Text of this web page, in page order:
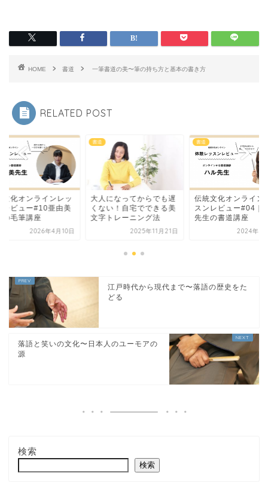
HOME 書道 一筆書道の美〜筆の持ち方と基本の書き方
RELATED POST
文化オンラインレッ
レビュー#10亜由美
の毛筆講座
2026年4月10日
書道
大人になってからでも遅
くない！自宅でできる美
文字トレーニング法
2025年11月21日
書道
伝統文化オンライン
スンレビュー#04｜
先生の書道講座
2024年10
江戸時代から現代まで〜落語の歴史をた
どる
落語と笑いの文化〜日本人のユーモアの
源
検索
検索